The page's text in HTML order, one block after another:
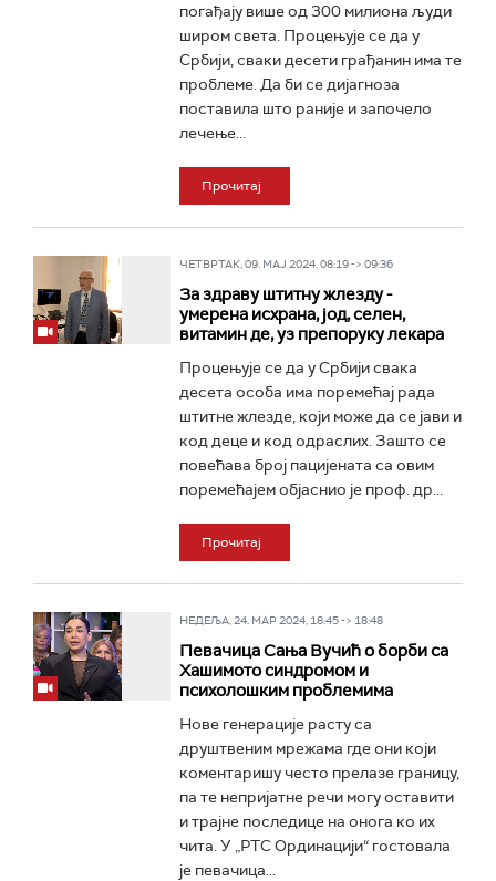
погађају више од 300 милиона људи
широм света. Процењује се да у
Србији, сваки десети грађанин има те
проблеме. Да би се дијагноза
поставила што раније и започело
лечење...
Прочитај
ЧЕТВРТАК, 09. МАЈ 2024, 08:19 -> 09:36
За здраву штитну жлезду -
умерена исхрана, јод, селен,
витамин де, уз препоруку лекара
Процењује се да у Србији свака
десета особа има поремећај рада
штитне жлезде, који може да се јави и
код деце и код одраслих. Зашто се
повећава број пацијената са овим
поремећајем објаснио је проф. др...
Прочитај
НЕДЕЉА, 24. МАР 2024, 18:45 -> 18:48
Певачица Сања Вучић о борби са
Хашимото синдромом и
психолошким проблемима
Нове генерације расту са
друштвеним мрежама где они који
коментаришу често прелазе границу,
па те непријатне речи могу оставити
и трајне последице на онога ко их
чита. У „РТС Ординацији“ гостовала
је певачица...